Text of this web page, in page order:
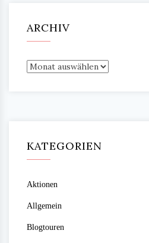
ARCHIV
Archiv
KATEGORIEN
Aktionen
Allgemein
Blogtouren